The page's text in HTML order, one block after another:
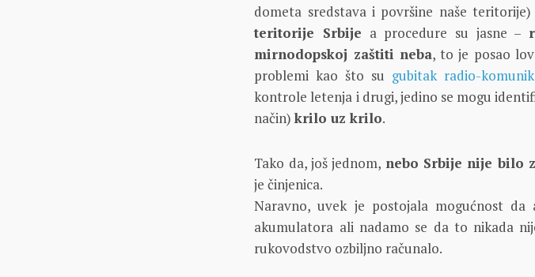
dometa sredstava i površine naše teritorije)
teritorije Srbije a procedure su jasne –
mirnodopskoj zaštiti neba, to je posao
problemi kao što su gubitak radio-
kontrole letenja i drugi, jedino se mogu
način)krilo uz krilo.
Tako da, još jednom, nebo Srbije nije bilo
je činjenica.
Naravno, uvek je postojala mogućnost
akumulatora ali nadamo se da to nikada
rukovodstvo ozbiljno računalo.